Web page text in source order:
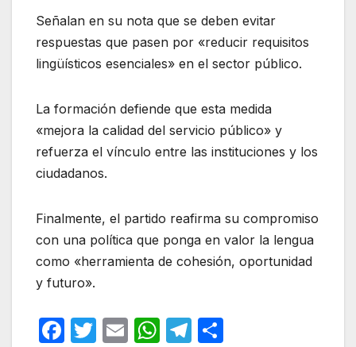
Señalan en su nota que se deben evitar
respuestas que pasen por «reducir requisitos
lingüísticos esenciales» en el sector público.
La formación defiende que esta medida
«mejora la calidad del servicio público» y
refuerza el vínculo entre las instituciones y los
ciudadanos.
Finalmente, el partido reafirma su compromiso
con una política que ponga en valor la lengua
como «herramienta de cohesión, oportunidad
y futuro».
F
T
E
W T